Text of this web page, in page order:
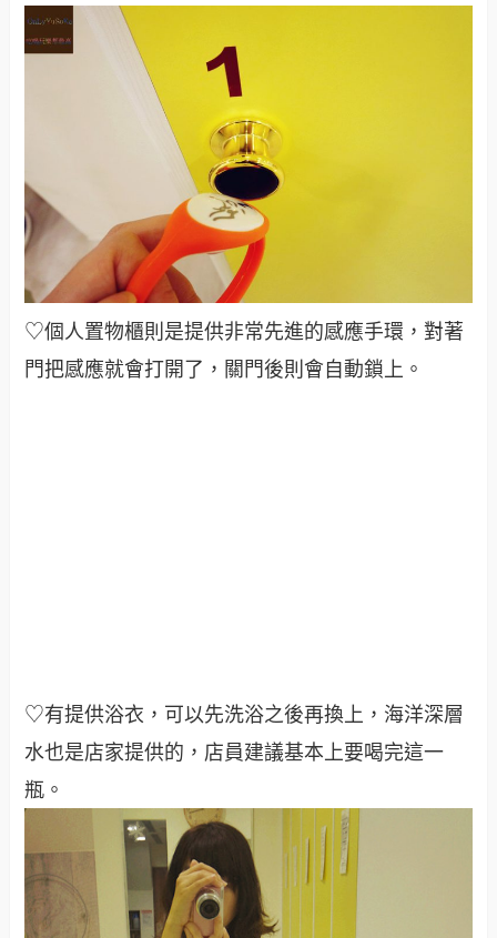
♡個人置物櫃則是提供非常先進的感應手環，對著
門把感應就會打開了，關門後則會自動鎖上。
♡有提供浴衣，可以先洗浴之後再換上，海洋深層
水也是店家提供的，店員建議基本上要喝完這一
瓶。